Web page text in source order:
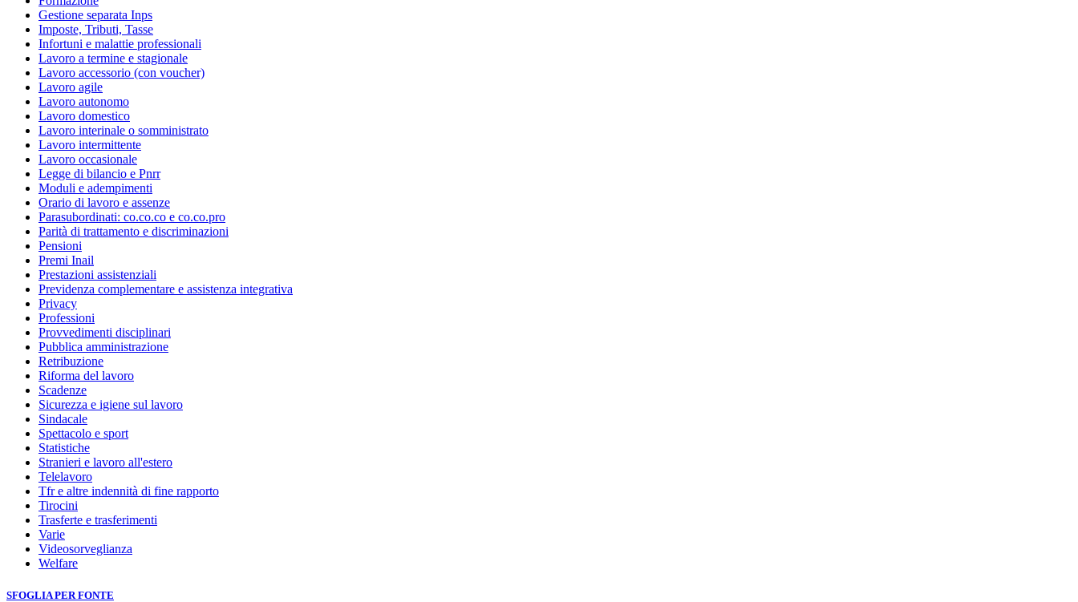
Gestione separata Inps
Imposte, Tributi, Tasse
Infortuni e malattie professionali
Lavoro a termine e stagionale
Lavoro accessorio (con voucher)
Lavoro agile
Lavoro autonomo
Lavoro domestico
Lavoro interinale o somministrato
Lavoro intermittente
Lavoro occasionale
Legge di bilancio e Pnrr
Moduli e adempimenti
Orario di lavoro e assenze
Parasubordinati: co.co.co e co.co.pro
Parità di trattamento e discriminazioni
Pensioni
Premi Inail
Prestazioni assistenziali
Previdenza complementare e assistenza integrativa
Privacy
Professioni
Provvedimenti disciplinari
Pubblica amministrazione
Retribuzione
Riforma del lavoro
Scadenze
Sicurezza e igiene sul lavoro
Sindacale
Spettacolo e sport
Statistiche
Stranieri e lavoro all'estero
Telelavoro
Tfr e altre indennità di fine rapporto
Tirocini
Trasferte e trasferimenti
Varie
Videosorveglianza
Welfare
SFOGLIA PER FONTE